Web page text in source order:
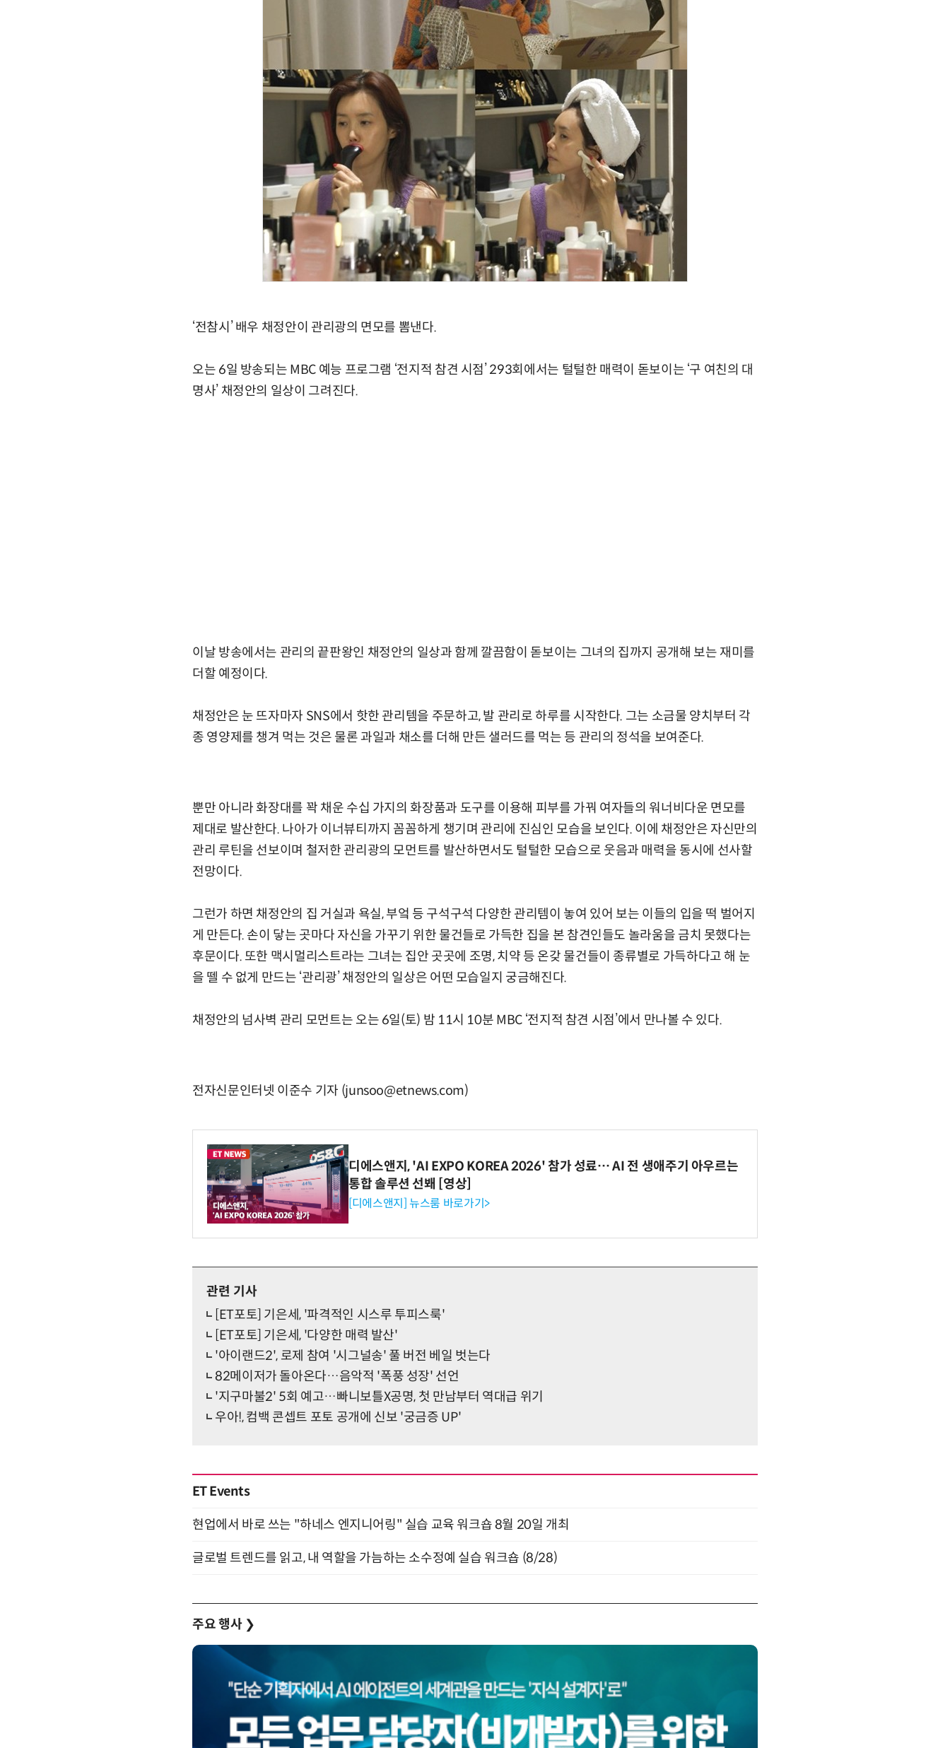
‘전참시’ 배우 채정안이 관리광의 면모를 뽐낸다.
오는 6일 방송되는 MBC 예능 프로그램 ‘전지적 참견 시점’ 293회에서는 털털한 매력이 돋보이는 ‘구 여친의 대
명사’ 채정안의 일상이 그려진다.
이날 방송에서는 관리의 끝판왕인 채정안의 일상과 함께 깔끔함이 돋보이는 그녀의 집까지 공개해 보는 재미를
더할 예정이다.
채정안은 눈 뜨자마자 SNS에서 핫한 관리템을 주문하고, 발 관리로 하루를 시작한다. 그는 소금물 양치부터 각
종 영양제를 챙겨 먹는 것은 물론 과일과 채소를 더해 만든 샐러드를 먹는 등 관리의 정석을 보여준다.
뿐만 아니라 화장대를 꽉 채운 수십 가지의 화장품과 도구를 이용해 피부를 가꿔 여자들의 워너비다운 면모를
제대로 발산한다. 나아가 이너뷰티까지 꼼꼼하게 챙기며 관리에 진심인 모습을 보인다. 이에 채정안은 자신만의
관리 루틴을 선보이며 철저한 관리광의 모먼트를 발산하면서도 털털한 모습으로 웃음과 매력을 동시에 선사할
전망이다.
그런가 하면 채정안의 집 거실과 욕실, 부엌 등 구석구석 다양한 관리템이 놓여 있어 보는 이들의 입을 떡 벌어지
게 만든다. 손이 닿는 곳마다 자신을 가꾸기 위한 물건들로 가득한 집을 본 참견인들도 놀라움을 금치 못했다는
후문이다. 또한 맥시멀리스트라는 그녀는 집안 곳곳에 조명, 치약 등 온갖 물건들이 종류별로 가득하다고 해 눈
을 뗄 수 없게 만드는 ‘관리광’ 채정안의 일상은 어떤 모습일지 궁금해진다.
채정안의 넘사벽 관리 모먼트는 오는 6일(토) 밤 11시 10분 MBC ‘전지적 참견 시점’에서 만나볼 수 있다.
전자신문인터넷 이준수 기자 (junsoo@etnews.com)
디에스앤지, 'AI EXPO KOREA 2026' 참가 성료… AI 전 생애주기 아우르는
통합 솔루션 선봬 [영상]
[디에스앤지] 뉴스룸 바로가기>
관련 기사
[ET포토] 기은세, '파격적인 시스루 투피스룩'
[ET포토] 기은세, '다양한 매력 발산'
'아이랜드2', 로제 참여 '시그널송' 풀 버전 베일 벗는다
82메이저가 돌아온다…음악적 '폭풍 성장' 선언
'지구마불2' 5회 예고…빠니보틀X공명, 첫 만남부터 역대급 위기
우아!, 컴백 콘셉트 포토 공개에 신보 '궁금증 UP'
ET Events
현업에서 바로 쓰는 "하네스 엔지니어링" 실습 교육 워크숍 8월 20일 개최
글로벌 트렌드를 읽고, 내 역할을 가늠하는 소수정예 실습 워크숍 (8/28)
주요 행사 ❯